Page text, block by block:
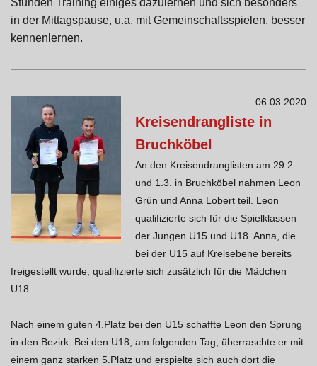
in der Mittagspause, u.a. mit Gemeinschaftsspielen, besser
kennenlernen.
06.03.2020
Kreisendrangliste in
Bruchköbel
An den Kreisendranglisten am 29.2.
und 1.3. in Bruchköbel nahmen Leon
Grün und Anna Lobert teil. Leon
qualifizierte sich für die Spielklassen
der Jungen U15 und U18. Anna, die
bei der U15 auf Kreisebene bereits
freigestellt wurde, qualifizierte sich zusätzlich für die Mädchen
U18.
Nach einem guten 4.Platz bei den U15 schaffte Leon den Sprung
in den Bezirk. Bei den U18, am folgenden Tag, überraschte er mit
einem ganz starken 5.Platz und erspielte sich auch dort die